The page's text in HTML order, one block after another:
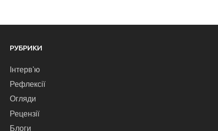
РУБРИКИ
Інтерв'ю
Рефлексії
Огляди
Рецензії
Блоги